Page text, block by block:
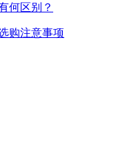
何区别？
购注意事项